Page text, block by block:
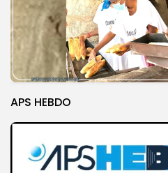
APS HEBDO